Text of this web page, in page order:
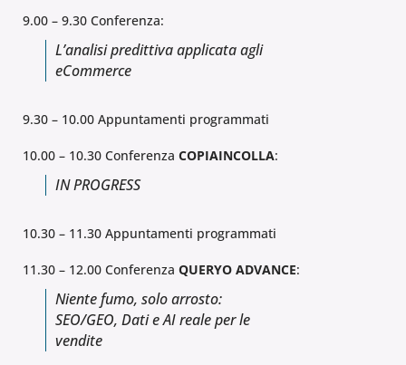
9.00 – 9.30 Conferenza:
L’analisi predittiva applicata agli
eCommerce
9.30 – 10.00 Appuntamenti programmati
10.00 – 10.30 Conferenza COPIAINCOLLA:
IN PROGRESS
10.30 – 11.30 Appuntamenti programmati
11.30 – 12.00 Conferenza QUERYO ADVANCE:
Niente fumo, solo arrosto:
SEO/GEO, Dati e AI reale per le
vendite